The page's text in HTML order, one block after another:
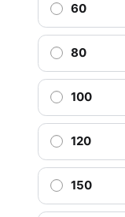
60
80
100
120
150